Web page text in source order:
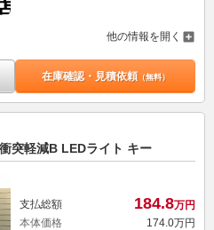
他の情報を開く
在庫確認・見積依頼（無料）
突軽減B LEDライト キー
支払総額 184.8万円
本体価格
174. 0万円